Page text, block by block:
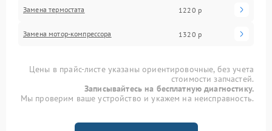
Замена термостата 1220 р
Замена мотор-компрессора 1320 р
Цены в прайс-листе указаны ориентировочные, без учета
стоимости запчастей.
Записывайтесь на бесплатную диагностику.
Мы проверим ваше устройство и укажем на неисправность.